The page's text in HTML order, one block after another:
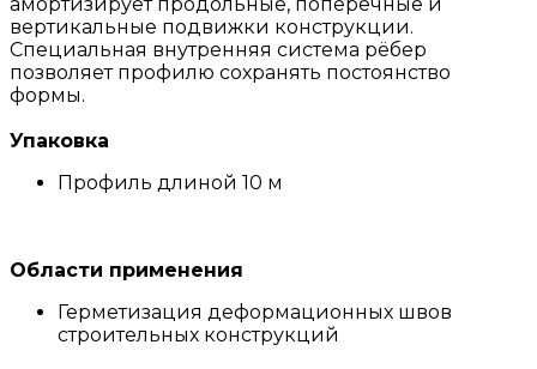
амортизирует продольные, поперечные и
вертикальные подвижки конструкции.
Специальная внутренняя система рёбер
позволяет профилю сохранять постоянство
формы.
Упаковка
Профиль длиной 10 м
Области применения
Герметизация деформационных швов
строительных конструкций